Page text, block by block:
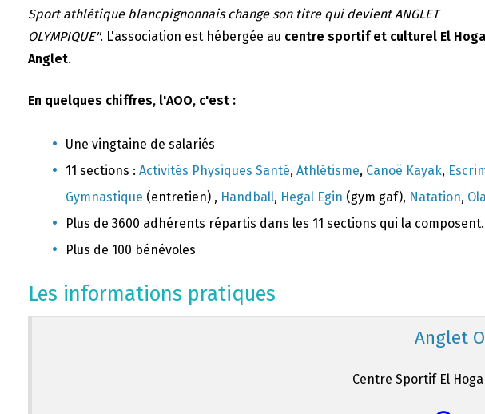
Sport athlétique blancpignonnais change son titre qui devient ANGLET
OLYMPIQUE". L'association est hébergée au centre sportif et culturel El
Anglet.
En quelques chiffres, l'AOO, c'est :
Une vingtaine de salariés
11 sections : Activités Physiques Santé, Athlétisme, Canoë Kayak,
Gymnastique (entretien) , Handball, Hegal Egin (gym gaf), Natation,
Plus de 3600 adhérents répartis dans les 11 sections qui la composent.
Plus de 100 bénévoles
Les informations pratiques
Anglet
Centre Sportif El